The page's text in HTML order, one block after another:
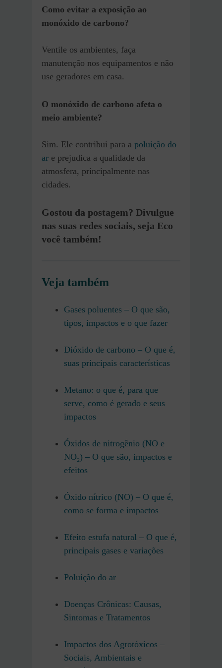
Como evitar a exposição ao
monóxido de carbono?
Ventile os ambientes, faça
manutenção nos equipamentos e não
use geradores em casa.
O monóxido de carbono afeta o
meio ambiente?
Sim. Ele contribui para a poluição do
ar e prejudica a qualidade da
atmosfera, principalmente nas
cidades.
Gostou da postagem? Divulgue
nas suas redes sociais, seja Eco
você também!
Veja também
Gases poluentes – O que são,
tipos, impactos e o que fazer
Dióxido de carbono – O que é,
suas principais características
Metano: o que é, para que
serve, como é gerado e seus
impactos
Óxidos de nitrogênio (NO e
NO₂) – O que são, impactos e
efeitos
Óxido nítrico (NO) – O que é,
como se forma e impactos
Efeito estufa natural – O que é,
principais gases e variações
Poluição do ar
Doenças Crônicas: Causas,
Sintomas e Tratamentos
Impactos dos Agrotóxicos –
Sociais, Ambientais e